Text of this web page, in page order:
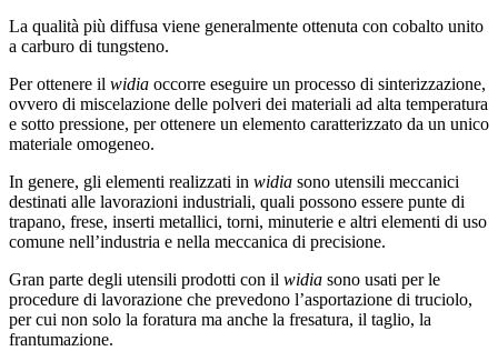
La qualità più diffusa viene generalmente ottenuta con cobalto unito
a carburo di tungsteno.
Per ottenere il widia occorre eseguire un processo di sinterizzazione,
ovvero di miscelazione delle polveri dei materiali ad alta temperatura
e sotto pressione, per ottenere un elemento caratterizzato da un unico
materiale omogeneo.
In genere, gli elementi realizzati in widia sono utensili meccanici
destinati alle lavorazioni industriali, quali possono essere punte di
trapano, frese, inserti metallici, torni, minuterie e altri elementi di uso
comune nell’industria e nella meccanica di precisione.
Gran parte degli utensili prodotti con il widia sono usati per le
procedure di lavorazione che prevedono l’asportazione di truciolo,
per cui non solo la foratura ma anche la fresatura, il taglio, la
frantumazione.